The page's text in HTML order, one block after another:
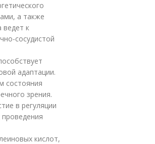
а также
ведет к
сосудистой
адаптации.
состояния
зрения.
в регуляции
проведения
кислот,